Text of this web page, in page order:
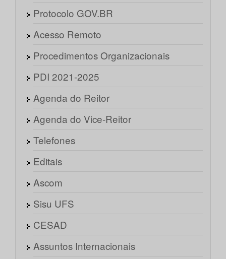
Protocolo GOV.BR
Acesso Remoto
Procedimentos Organizacionais
PDI 2021-2025
Agenda do Reitor
Agenda do Vice-Reitor
Telefones
Editais
Ascom
Sisu UFS
CESAD
Assuntos Internacionais